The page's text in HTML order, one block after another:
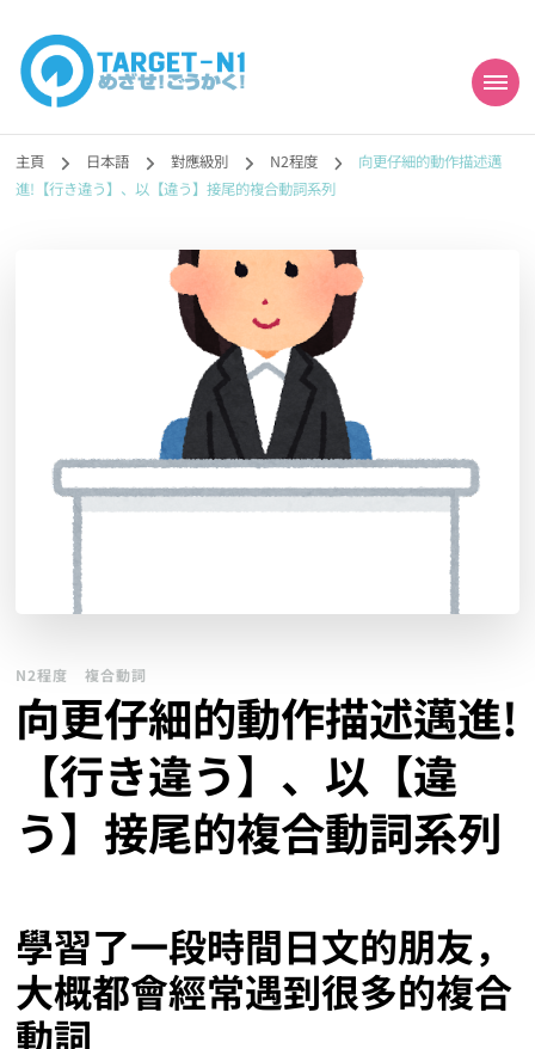
目標!!日本語能力試
N1合格
勉強コンテンツも追加予定!!】
主頁 日本語 對應級別 N2程度
向更仔細的動作描述邁
進!【行き違う】、以【違う】接尾的複合動詞系列
N2程度 複合動詞
向更仔細的動作描述邁進!
【行き違う】、以【違
う】接尾的複合動詞系列
學習了一段時間日文的朋友，
大概都會經常遇到很多的複合
動詞